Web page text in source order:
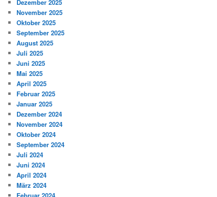
Dezember 2025
November 2025
Oktober 2025
September 2025
August 2025
Juli 2025
Juni 2025
Mai 2025
April 2025
Februar 2025
Januar 2025
Dezember 2024
November 2024
Oktober 2024
September 2024
Juli 2024
Juni 2024
April 2024
März 2024